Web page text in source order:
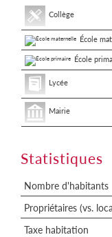
Collège
École
École
Lycée
Mairie
Statistiques
Nombre d'habitants
Propriétaires (vs.
Taxe habitation